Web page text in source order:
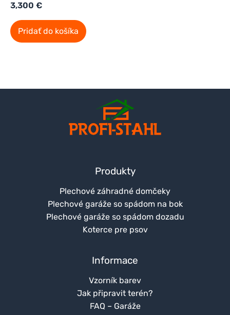
3,300 €
Pridať do košíka
Produkty
Plechové záhradné domčeky
Plechové garáže so spádom na bok
Plechové garáže so spádom dozadu
Koterce pre psov
Informace
Vzorník barev
Jak připravit terén?
FAQ – Garáže